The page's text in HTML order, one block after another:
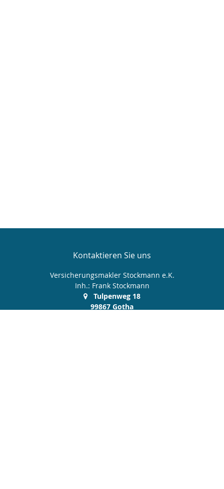
Kontaktieren Sie uns
Versicherungsmakler Stockmann e.K.
Inh.: Frank Stockmann
Tulpenweg 18
99867 Gotha